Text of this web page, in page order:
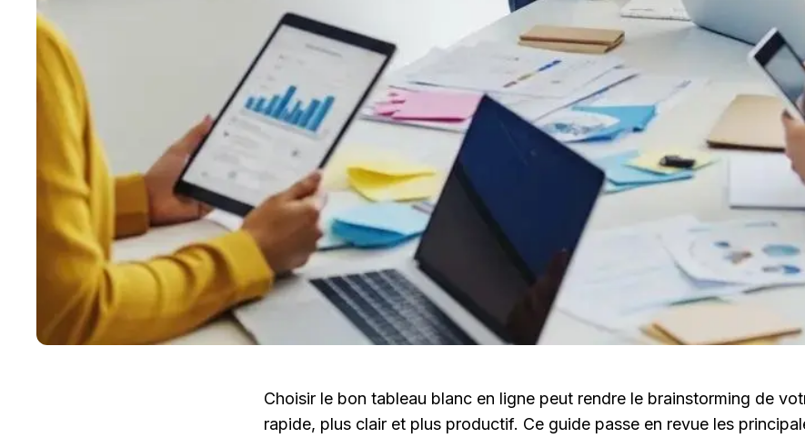
Choisir le bon tableau blanc en ligne peut rendre le brainstorming de
rapide, plus clair et plus productif. Ce guide passe en revue les